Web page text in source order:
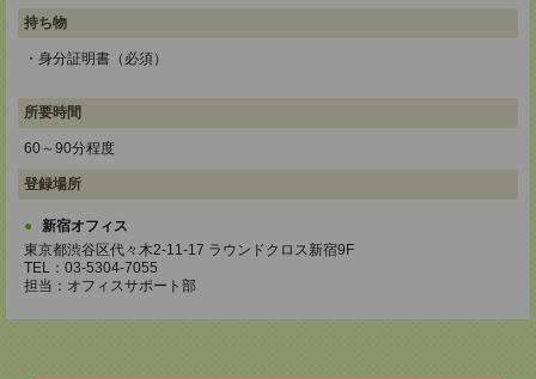
持ち物
・身分証明書（必須）
所要時間
60～90分程度
登録場所
新宿オフィス
東京都渋谷区代々木2-11-17 ラウンドクロス新宿9F
TEL：03-5304-7055
担当：オフィスサポート部